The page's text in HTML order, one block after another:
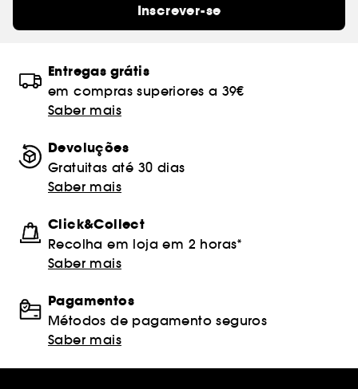
Inscrever-se
Entregas grátis
em compras superiores a 39€
Saber mais
Devoluções
Gratuitas até 30 dias
Saber mais
Click&Collect
Recolha em loja em 2 horas*
Saber mais
Pagamentos
Métodos de pagamento seguros
Saber mais